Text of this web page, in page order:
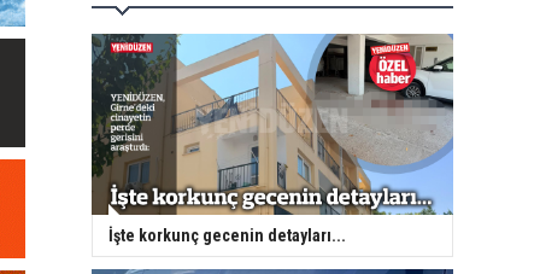
İşte korkunç gecenin detayları...